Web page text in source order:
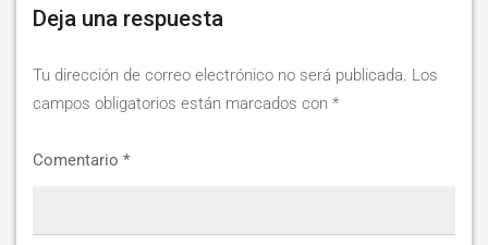
Deja una respuesta
Tu dirección de correo electrónico no será publicada. Los
campos obligatorios están marcados con *
Comentario *